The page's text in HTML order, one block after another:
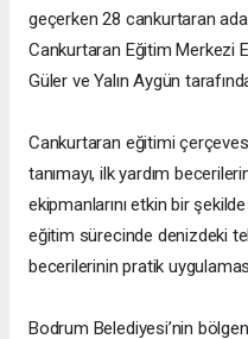
geçerken 28 cankurtaran
Cankurtaran Eğitim Merkezi
Güler ve Yalın Aygün
Cankurtaran eğitimi
tanımayı, ilk yardım
ekipmanlarını etkin bir
eğitim sürecinde denizdeki
becerilerinin pratik
Bodrum Belediyesi’nin